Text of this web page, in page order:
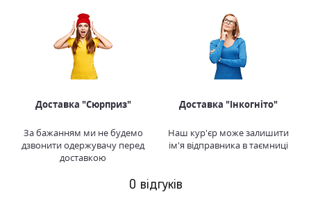
Доставка "Сюрприз"
За бажанням ми не будемо
дзвонити одержувачу перед
доставкою
Доставка "Інкогніто"
Наш кур'єр може залишити
ім'я відправника в таємниці
0 відгуків